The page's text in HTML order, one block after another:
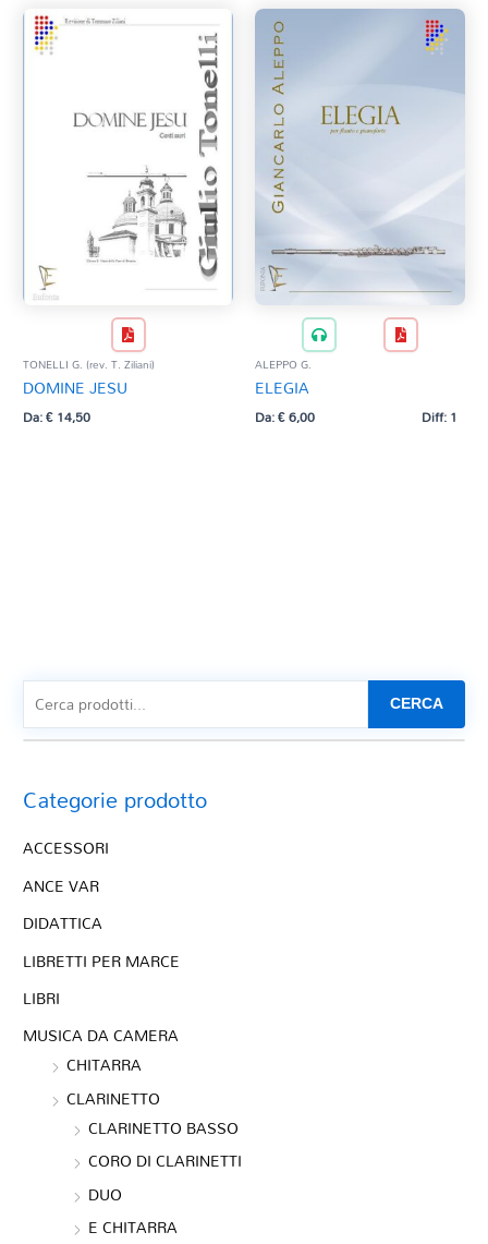
TONELLI G. (rev. T. Ziliani)
DOMINE JESU
Da:€14,50
ALEPPO G.
ELEGIA
Da:€6,00 Diff: 1
CERCA
Categorie prodotto
ACCESSORI
ANCE VAR
DIDATTICA
LIBRETTI PER MARCE
LIBRI
MUSICA DA CAMERA
CHITARRA
CLARINETTO
CLARINETTO BASSO
CORO DI CLARINETTI
DUO
E CHITARRA